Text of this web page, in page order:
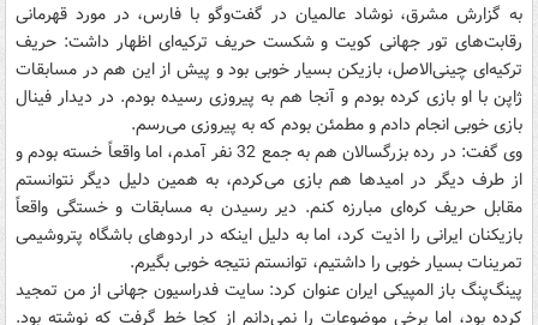
به گزارش مشرق، نوشاد عالمیان در گفت‌وگو با فارس، در مورد قهرمانی
رقابت‌های تور جهانی کویت و شکست حریف ترکیه‌ای اظهار داشت: حریف
ترکیه‌ای چینی‌الاصل، بازیکن بسیار خوبی بود و پیش از این هم در مسابقات
ژاپن با او بازی کرده بودم و آنجا هم به پیروزی رسیده بودم. در دیدار فینال
بازی خوبی انجام دادم و مطمئن بودم که به پیروزی می‌رسم.
وی گفت: در رده بزرگسالان هم به جمع 32 نفر آمدم، اما واقعاً خسته بودم و
از طرف دیگر در امیدها هم بازی می‌کردم، به همین دلیل دیگر نتوانستم
مقابل حریف کره‌ای مبارزه کنم. دیر رسیدن به مسابقات و خستگی واقعاً
بازیکنان ایرانی را اذیت کرد، اما به دلیل اینکه در اردوهای باشگاه پتروشیمی
تمرینات بسیار خوبی را داشتیم، توانستم نتیجه خوبی بگیرم.
پینگ‌پنگ باز المپیکی ایران عنوان کرد: سایت فدراسیون جهانی از من تمجید
کرده بود، اما برخی موضوعات را نمی‌دانم از کجا خط گرفت که نوشته بود.